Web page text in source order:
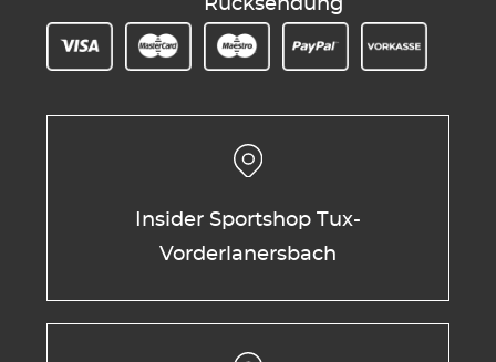
Rücksendung
Insider Sportshop Tux-
Vorderlanersbach